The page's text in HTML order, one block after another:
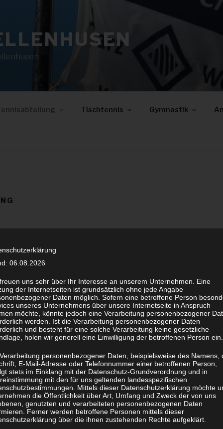
Tischtennis Gymnastik
Simon Ruge
06.08.2026
uns sehr über Ihr Interesse an unserem Unternehmen. Eine
der Internetseiten ist grundsätzlich ohne jede Angabe
Daten möglich. Sofern eine betroffene Person
unseres Unternehmens über unsere Internetseite in Anspruch
möchte, könnte jedoch eine Verarbeitung personenbezogener
werden. Ist die Verarbeitung personenbezogener Daten
und besteht für eine solche Verarbeitung keine gesetzliche
holen wir generell eine Einwilligung der betroffenen Person ein.
personenbezogener Daten, beispielsweise des Namens,
E-Mail-Adresse oder Telefonnummer einer betroffenen Person,
stets im Einklang mit der Datenschutz-Grundverordnung und in
mit den für uns geltenden landesspezifischen
Mittels dieser Datenschutzerklärung möchte
die Öffentlichkeit über Art, Umfang und Zweck der von uns
genutzten und verarbeiteten personenbezogenen Daten
Ferner werden betroffene Personen mittels dieser
über die ihnen zustehenden Rechte aufgeklärt.